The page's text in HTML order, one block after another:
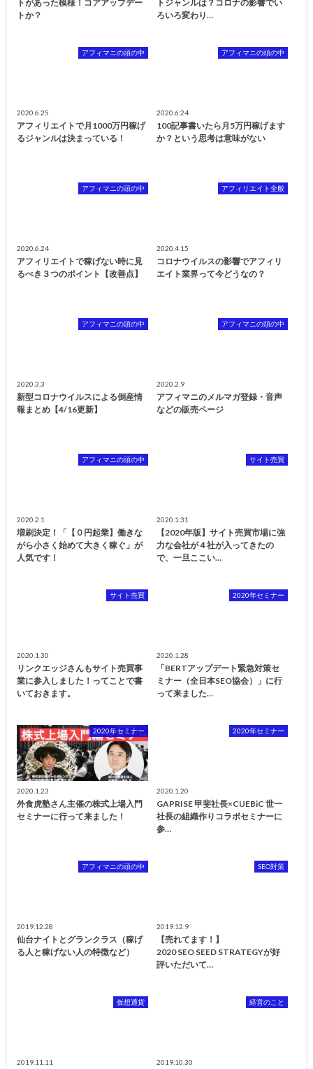
トがあった模様！コアアップデー
トか？
トジャンルは？コロナの影響でい
ろいろ変わり…
アフィマニの頭の中
2020.6.25
アフィリエイトで月1000万円稼げ
るジャンルは決まっている！
アフィマニの頭の中
2020.6.24
100記事書いたら月5万円稼げます
か？という思考は意味がない
アフィマニの頭の中
2020.6.24
アフィリエイトで稼げない時に見
るべき３つのポイント【改善点】
アフィリエイト全般
2020.4.15
コロナウイルスの影響でアフィリ
エイト業界って今どうなの？
アフィマニの頭の中
2020.3.3
新型コロナウイルスによる倒産情
報まとめ【4/16更新】
アフィマニの頭の中
2020.2.9
アフィマニのメルマガ登録・音声
などの販売ページ
アフィマニの頭の中
2020.2.1
増刷決定！「【０円起業】働きな
がら小さく始めて大きく稼ぐ」が
人気です！
サイト売買
2020.1.31
【2020年版】サイト売買市場に強
力な会社が４社が入ってきたの
で、一旦ここい…
サイト売買
2020.1.30
リンクエッジさんもサイト売買事
業に参入しました！ってことで書
いておきます。
2020年セミナー
2020.1.28
「BERTアップデート緊急対策セ
ミナー（全日本SEO協会）」に行
って来ました…
2020年セミナー
2020.1.23
外食虎塾さん主催の株式上場入門
セミナーに行って来ました！
2020年セミナー
2020.1.20
GAPRISE 甲斐社長×CUEBiC 世一
社長の組織作りコラボセミナーに
参…
アフィマニの頭の中
2019.12.28
仙台ナイトとグランクラス（稼げ
る人と稼げない人の特徴など）
SEO対策
2019.12.9
【売れてます！】
2020 SEO SEED STRATEGYが好
評いただいて…
仮想通貨
2019.11.11
経営のこと
2019.10.30